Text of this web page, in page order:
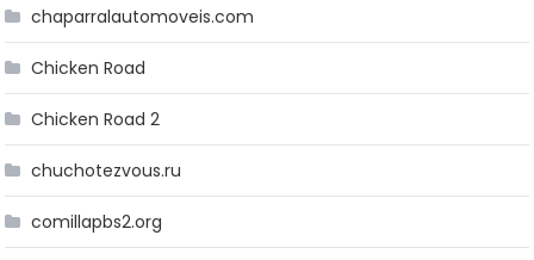
chaparralautomoveis.com
Chicken Road
Chicken Road 2
chuchotezvous.ru
comillapbs2.org